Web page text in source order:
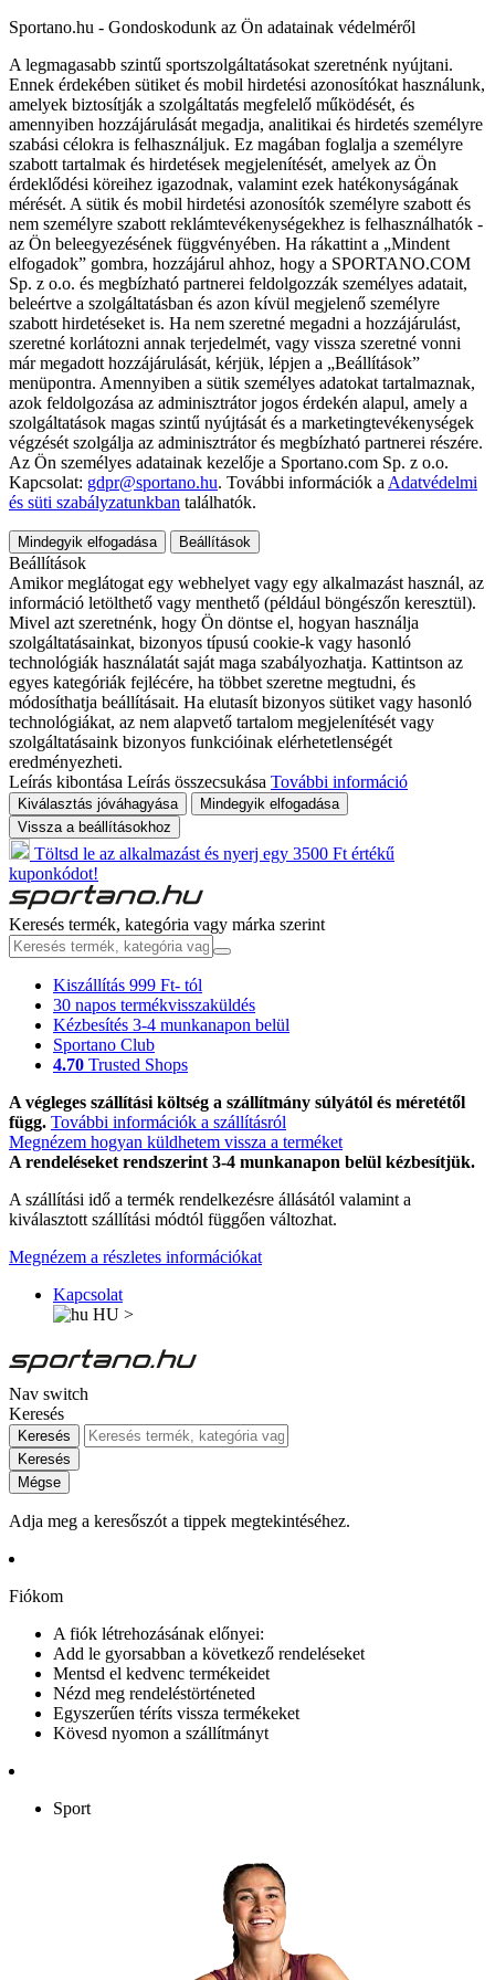
Sportano.hu - Gondoskodunk az Ön adatainak védelméről
A legmagasabb szintű sportszolgáltatásokat szeretnénk nyújtani.
Ennek érdekében sütiket és mobil hirdetési azonosítókat használunk,
amelyek biztosítják a szolgáltatás megfelelő működését, és
amennyiben hozzájárulását megadja, analitikai és hirdetés személyre
szabási célokra is felhasználjuk. Ez magában foglalja a személyre
szabott tartalmak és hirdetések megjelenítését, amelyek az Ön
érdeklődési köreihez igazodnak, valamint ezek hatékonyságának
mérését. A sütik és mobil hirdetési azonosítók személyre szabott és
nem személyre szabott reklámtevékenységekhez is felhasználhatók -
az Ön beleegyezésének függvényében. Ha rákattint a „Mindent
elfogadok” gombra, hozzájárul ahhoz, hogy a SPORTANO.COM
Sp. z o.o. és megbízható partnerei feldolgozzák személyes adatait,
beleértve a szolgáltatásban és azon kívül megjelenő személyre
szabott hirdetéseket is. Ha nem szeretné megadni a hozzájárulást,
szeretné korlátozni annak terjedelmét, vagy vissza szeretné vonni
már megadott hozzájárulását, kérjük, lépjen a „Beállítások”
menüpontra. Amennyiben a sütik személyes adatokat tartalmaznak,
azok feldolgozása az adminisztrátor jogos érdekén alapul, amely a
szolgáltatások magas szintű nyújtását és a marketingtevékenységek
végzését szolgálja az adminisztrátor és megbízható partnerei részére.
Az Ön személyes adatainak kezelője a Sportano.com Sp. z o.o.
Kapcsolat: gdpr@sportano.hu. További információk a Adatvédelmi
és süti szabályzatunkban találhatók.
Mindegyik elfogadása Beállítások
Beállítások
Amikor meglátogat egy webhelyet vagy egy alkalmazást használ, az
információ letölthető vagy menthető (például böngészőn keresztül).
Mivel azt szeretnénk, hogy Ön döntse el, hogyan használja
szolgáltatásainkat, bizonyos típusú cookie-k vagy hasonló
technológiák használatát saját maga szabályozhatja. Kattintson az
egyes kategóriák fejlécére, ha többet szeretne megtudni, és
módosíthatja beállításait. Ha elutasít bizonyos sütiket vagy hasonló
technológiákat, az nem alapvető tartalom megjelenítését vagy
szolgáltatásaink bizonyos funkcióinak elérhetetlenségét
eredményezheti.
Leírás kibontása Leírás összecsukása További információ
Kiválasztás jóváhagyása
Mindegyik elfogadása
Vissza a beállításokhoz
Töltsd le az alkalmazást és nyerj egy 3500 Ft értékű
kuponkódot!
Keresés termék, kategória vagy márka szerint
Kiszállítás 999 Ft- tól
30 napos termékvisszaküldés
Kézbesítés 3-4 munkanapon belül
Sportano Club
4.70 Trusted Shops
A végleges szállítási költség a szállítmány súlyától és méretétől
függ. További információk a szállításról
Megnézem hogyan küldhetem vissza a terméket
A rendeléseket rendszerint 3-4 munkanapon belül kézbesítjük.
A szállítási idő a termék rendelkezésre állásától valamint a
kiválasztott szállítási módtól függően változhat.
Megnézem a részletes információkat
Kapcsolat
HU >
Nav switch
Keresés
Keresés
Keresés
Mégse
Adja meg a keresőszót a tippek megtekintéséhez.
Fiókom
A fiók létrehozásának előnyei:
Add le gyorsabban a következő rendeléseket
Mentsd el kedvenc termékeidet
Nézd meg rendeléstörténeted
Egyszerűen téríts vissza termékeket
Kövesd nyomon a szállítmányt
Sport